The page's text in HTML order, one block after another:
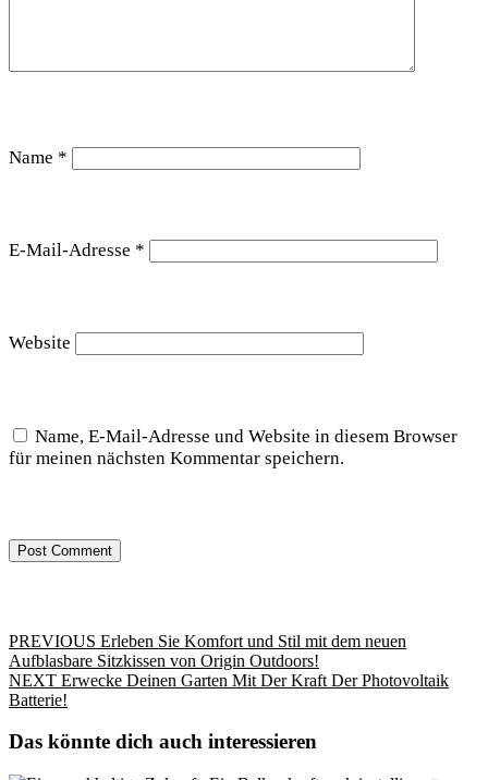
Name *
E-Mail-Adresse *
Website
Name, E-Mail-Adresse und Website in diesem Browser
für meinen nächsten Kommentar speichern.
Beitragsnavigation
PREVIOUS Previous
post:
Erleben Sie Komfort und Stil mit dem neuen
Aufblasbare Sitzkissen von Origin Outdoors!
NEXT Next
post:
Erwecke Deinen Garten Mit Der Kraft Der Photovoltaik
Batterie!
Das könnte dich auch interessieren